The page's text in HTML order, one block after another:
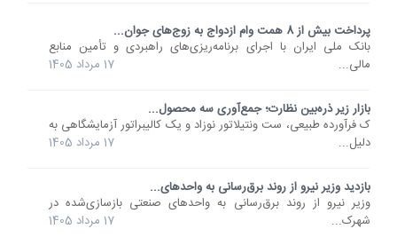
پرداخت بیش از 8 همت وام ازدواج به زوج‌های جوان...
بانک ملی ایران با اجرای برنامه‌ریزی‌های راهبردی و تأمین منابع
مالی...
17 مرداد 1405
بازار زیر ذره‌بین نظارت؛ جمع‌آوری سه محصول...
ک فرآورده طبیعی، ست ونتیلاتور نوزاد و یک کالیبراتور آزمایشگاهی به
دلیل...
17 مرداد 1405
بازدید وزیر نیرو از روند برق‌رسانی به واحدهای...
وزیر نیرو از روند برق‌رسانی به واحدهای صنعتی بازسازی‌شده در
شهرک...
17 مرداد 1405